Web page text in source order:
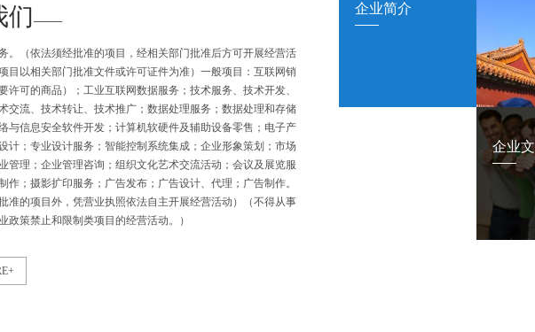
们——
。（依法须经批准的项目，经相关部门批准后方可开展经营活
目以相关部门批准文件或许可证件为准）一般项目：互联网销
许可的商品）；工业互联网数据服务；技术服务、技术开发、
交流、技术转让、技术推广；数据处理服务；数据处理和存储
与信息安全软件开发；计算机软硬件及辅助设备零售；电子产
计；专业设计服务；智能控制系统集成；企业形象策划；市场
管理；企业管理咨询；组织文化艺术交流活动；会议及展览服
作；摄影扩印服务；广告发布；广告设计、代理；广告制作。
批准的项目外，凭营业执照依法自主开展经营活动）（不得从事
政策禁止和限制类项目的经营活动。）
企业简介
企业